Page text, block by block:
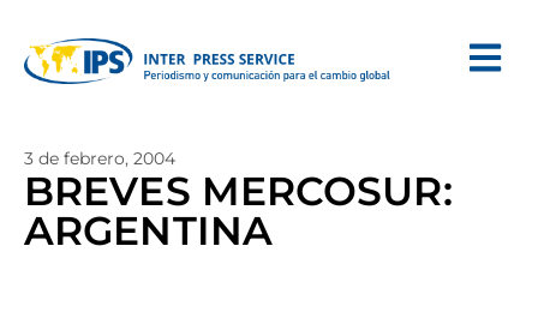
3 de febrero, 2004
BREVES MERCOSUR:
ARGENTINA